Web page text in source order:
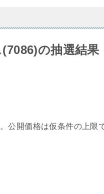
の抽選結果
公開価格は仮条件の上限